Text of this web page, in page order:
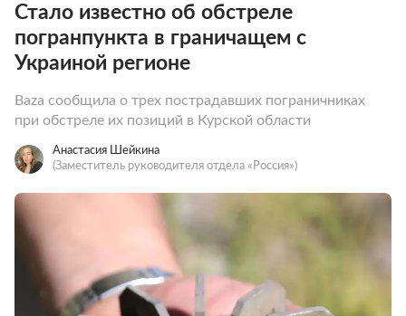
Стало известно об обстреле
погранпункта в граничащем с
Украиной регионе
Baza сообщила о трех пострадавших пограничниках
при обстреле их позиций в Курской области
Анастасия Шейкина
(Заместитель руководителя отдела «Россия»)